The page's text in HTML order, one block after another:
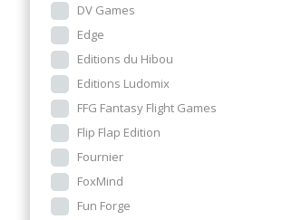
DV Games
Edge
Editions du Hibou
Editions Ludomix
FFG Fantasy Flight Games
Flip Flap Edition
Fournier
FoxMind
Fun Forge